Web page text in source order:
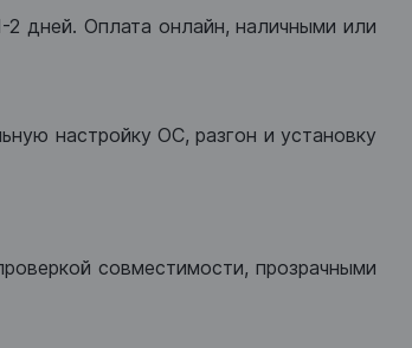
дней. Оплата онлайн, наличными или
настройку ОС, разгон и установку
совместимости, прозрачными